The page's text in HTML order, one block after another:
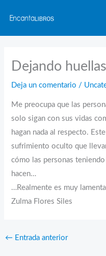
contenido
Dejando
Deja un comentario /
Me preocupa que las
solo sigan con sus vidas
hagan nada al respecto.
sufrimiento oculto que
cómo las personas
hacen…
…Realmente es muy
Zulma Flores Siles
← Entrada anterior